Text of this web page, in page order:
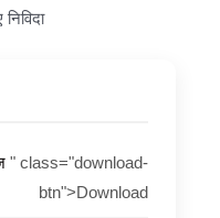
" class="download-
btn">Download